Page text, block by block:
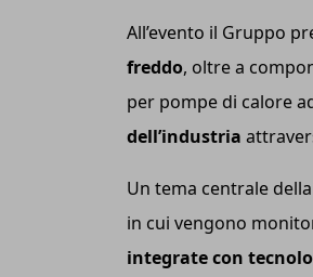
All’evento il Gruppo
freddo, oltre a
per pompe di calore
dell’industria
Un tema centrale
in cui vengono
integrate con